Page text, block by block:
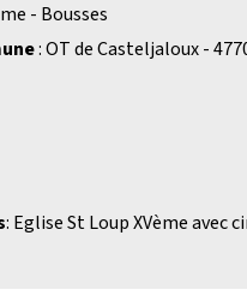
- Bousses
: OT de Casteljaloux -
: Eglise St Loup XVème avec